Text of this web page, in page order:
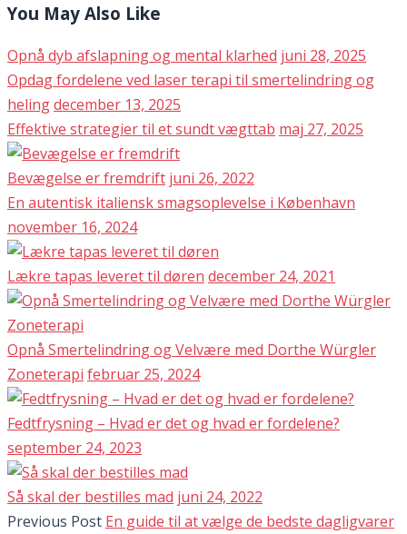
You May Also Like
Opnå dyb afslapning og mental klarhed juni 28, 2025
Opdag fordelene ved laser terapi til smertelindring og
helingdecember 13, 2025
Effektive strategier til et sundt vægttab maj 27, 2025
Bevægelse er fremdrift juni 26, 2022
En autentisk italiensk smagsoplevelse i København
november 16, 2024
Lækre tapas leveret til døren december 24, 2021
Opnå Smertelindring og Velvære med Dorthe Würgler
Zoneterapi februar 25, 2024
Fedtfrysning – Hvad er det og hvad er fordelene?
september 24, 2023
Så skal der bestilles mad juni 24, 2022
Previous Post En guide til at vælge de bedste dagligvarer